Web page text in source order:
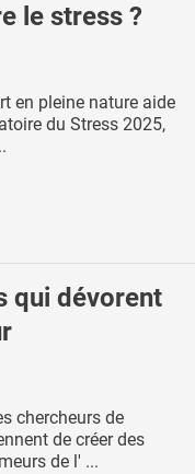
le stress ?
en pleine nature aide
du Stress 2025,
qui dévorent
chercheurs de
de créer des
de l' ...